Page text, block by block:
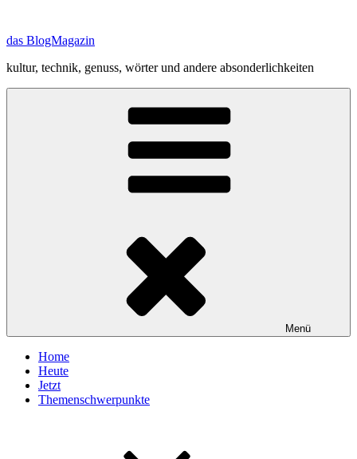
springen
das BlogMagazin
kultur, technik, genuss, wörter und andere absonderlichkeiten
Menü
Home
Heute
Jetzt
Themenschwerpunkte